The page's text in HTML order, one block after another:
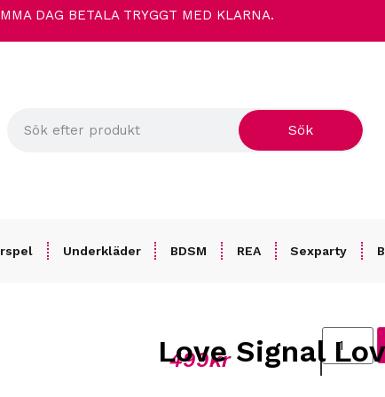
DAG BETALA TRYGGT MED KLARNA.
Sök
Underkläder BDSM REA Sexparty
Love Signal
499kr